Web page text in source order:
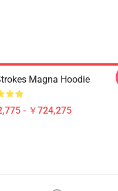
Magna Hoodie
- ￥724,275